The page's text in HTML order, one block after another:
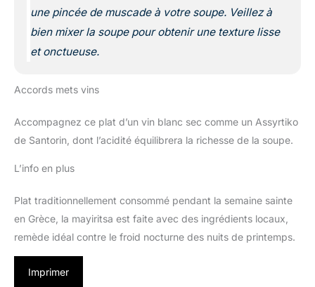
une pincée de muscade à votre soupe. Veillez à
bien mixer la soupe pour obtenir une texture lisse
et onctueuse.
Accords mets vins
Accompagnez ce plat d’un vin blanc sec comme un Assyrtiko
de Santorin, dont l’acidité équilibrera la richesse de la soupe.
L’info en plus
Plat traditionnellement consommé pendant la semaine sainte
en Grèce, la mayiritsa est faite avec des ingrédients locaux,
remède idéal contre le froid nocturne des nuits de printemps.
Imprimer